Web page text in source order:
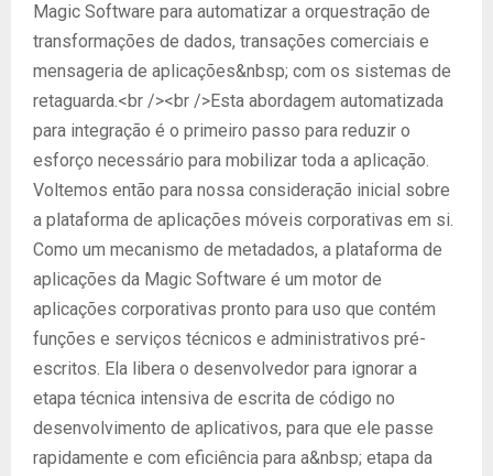
Magic Software para automatizar a orquestração de
transformações de dados, transações comerciais e
mensageria de aplicações&nbsp; com os sistemas de
retaguarda.<br /><br />Esta abordagem automatizada
para integração é o primeiro passo para reduzir o
esforço necessário para mobilizar toda a aplicação.
Voltemos então para nossa consideração inicial sobre
a plataforma de aplicações móveis corporativas em si.
Como um mecanismo de metadados, a plataforma de
aplicações da Magic Software é um motor de
aplicações corporativas pronto para uso que contém
funções e serviços técnicos e administrativos pré-
escritos. Ela libera o desenvolvedor para ignorar a
etapa técnica intensiva de escrita de código no
desenvolvimento de aplicativos, para que ele passe
rapidamente e com eficiência para a&nbsp; etapa da